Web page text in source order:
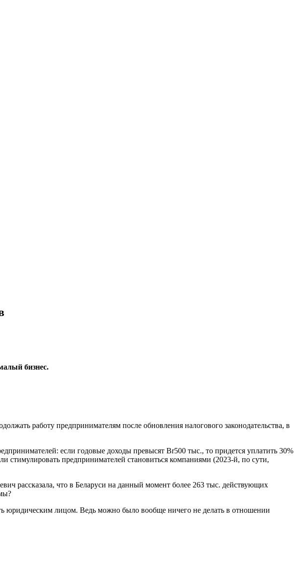
бизнес.
работу предпринимателям после обновления налогового законодательства, в
если годовые доходы превысят Br500 тыс., то придется уплатить 30%
стимулировать предпринимателей становиться компаниями (2023-й, по сути,
рассказала, что в Беларуси на данный момент более 263 тыс. действующих
юридическим лицом. Ведь можно было вообще ничего не делать в отношении